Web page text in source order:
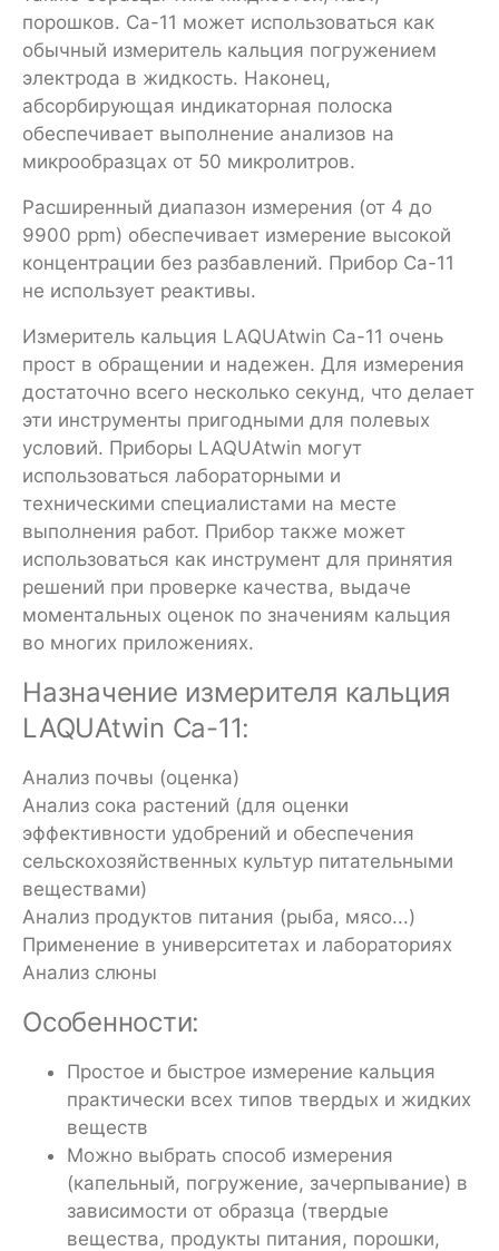
порошков. Ca-11 может использоваться как
обычный измеритель кальция погружением
электрода в жидкость. Наконец,
абсорбирующая индикаторная полоска
обеспечивает выполнение анализов на
микрообразцах от 50 микролитров.
Расширенный диапазон измерения (от 4 до
9900 ppm) обеспечивает измерение высокой
концентрации без разбавлений. Прибор Ca-11
не использует реактивы.
Измеритель кальция LAQUAtwin Ca-11 очень
прост в обращении и надежен. Для измерения
достаточно всего несколько секунд, что делает
эти инструменты пригодными для полевых
условий. Приборы LAQUAtwin могут
использоваться лабораторными и
техническими специалистами на месте
выполнения работ. Прибор также может
использоваться как инструмент для принятия
решений при проверке качества, выдаче
моментальных оценок по значениям кальция
во многих приложениях.
Назначение измерителя кальция
LAQUAtwin Ca-11:
Анализ почвы (оценка)
Анализ сока растений (для оценки
эффективности удобрений и обеспечения
сельскохозяйственных культур питательными
веществами)
Анализ продуктов питания (рыба, мясо...)
Применение в университетах и лабораториях
Анализ слюны
Особенности:
Простое и быстрое измерение кальция
практически всех типов твердых и жидких
веществ
Можно выбрать способ измерения
(капельный, погружение, зачерпывание) в
зависимости от образца (твердые
вещества, продукты питания, порошки,